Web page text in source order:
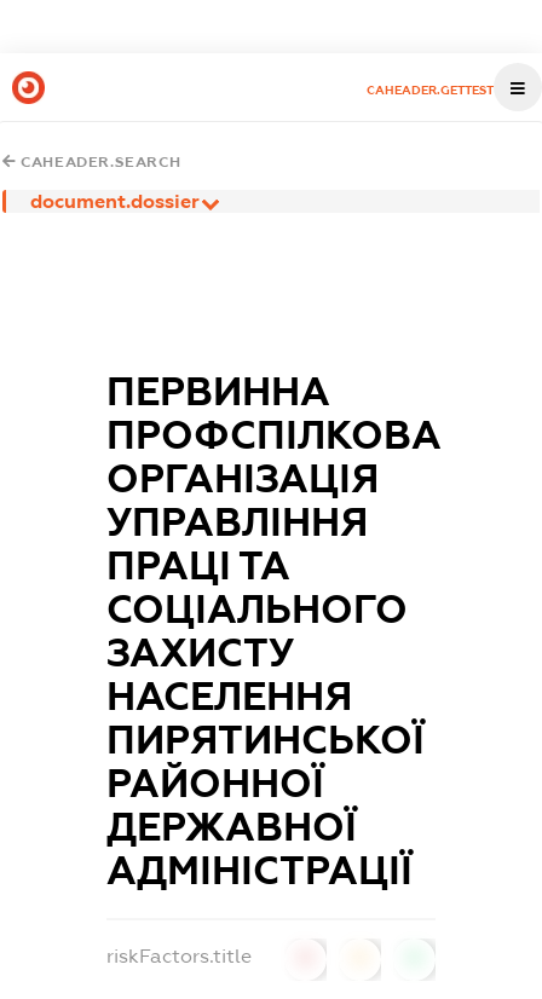
CAHEADER.GETTEST
CAHEADER.SEARCH
document.dossier
ПЕРВИННА
ПРОФСПІЛКОВА
ОРГАНІЗАЦІЯ
УПРАВЛІННЯ
ПРАЦІ ТА
СОЦІАЛЬНОГО
ЗАХИСТУ
НАСЕЛЕННЯ
ПИРЯТИНСЬКОЇ
РАЙОННОЇ
ДЕРЖАВНОЇ
АДМІНІСТРАЦІЇ
riskFactors.title